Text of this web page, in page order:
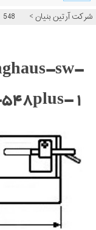
شرکت آرتین بنیان>
548
sw-
548plus-1